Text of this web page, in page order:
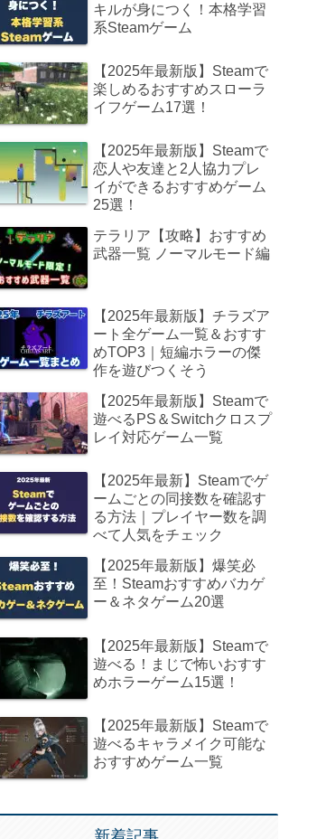
キルが身につく！本格学習
系Steamゲーム
【2025年最新版】Steamで
楽しめるおすすめスローラ
イフゲーム17選！
【2025年最新版】Steamで
恋人や友達と2人協力プレ
イができるおすすめゲーム
25選！
テラリア【攻略】おすすめ
武器一覧 ノーマルモード編
【2025年最新版】チラズア
ート全ゲーム一覧＆おすす
めTOP3｜短編ホラーの傑
作を遊びつくそう
【2025年最新版】Steamで
遊べるPS＆Switchクロスプ
レイ対応ゲーム一覧
【2025年最新】Steamでゲ
ームごとの同接数を確認す
る方法｜プレイヤー数を調
べて人気をチェック
【2025年最新版】爆笑必
至！Steamおすすめバカゲ
ー＆ネタゲーム20選
【2025年最新版】Steamで
遊べる！まじで怖いおすす
めホラーゲーム15選！
【2025年最新版】Steamで
遊べるキャラメイク可能な
おすすめゲーム一覧